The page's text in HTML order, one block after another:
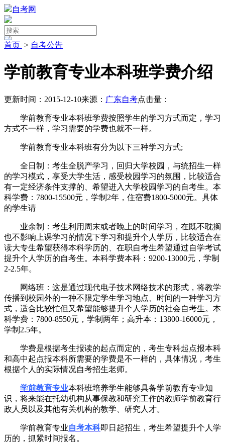
自考网
首页 > 自考公告
学前教育专业本科班学费介绍
更新时间：2015-12-10来源： 广东自考点击量：
学前教育专业本科班学费按照学生的学习方式而定，学习
方式不一样，学习需要的学费也就不一样。
学前教育专业本科班有分为以下三种学习方式;
全日制：考生全脱产学习，回归大学校园，与统招生一样
的学习模式，享受大学生活，感受校园学习的氛围，比较适合
有一定经济条件支撑的、希望进入大学校园学习的自考生。本
科学费：7800-15500元，学制2年，住宿费1800-5000元。具体
的学生请
业余制：考生利用周末或者晚上的时间学习，在既不耽搁
也不影响上课学习的情况下学习和提升个人学历，比较适合在
读大专生希望获得本科学历的、在职自考生希望通过自学考试
提升个人学历的自考生。本科学费本科：9200-13000元，学制
2-2.5年。
网络班：这是通过现代电子技术网络技术的形式，将教学
传播到校园外的一种不限定学生学习地点、时间的一种学习方
式，适合比较忙但又希望能够提升个人学历的社会自考生。本
科学费：7800-8550元，学制两年；高升本：13800-16000元，
学制2.5年。
学费是根据考生报读的起点而定的，考生专科起点报本科
和高中起点报本科所需要的学费是不一样的，具体情况，考生
根据个人的实际情况自考招生老师。
学前教育专业本科班培养学生能够具备学前教育专业知
识，将来能在托幼机构从事保教和研究工作的教师学前教育行
政人员以及其他有关机构的教学、研究人才。
学前教育专业自考本科即日起招生，考生希望提升个人学
历的，抓紧时间报名。